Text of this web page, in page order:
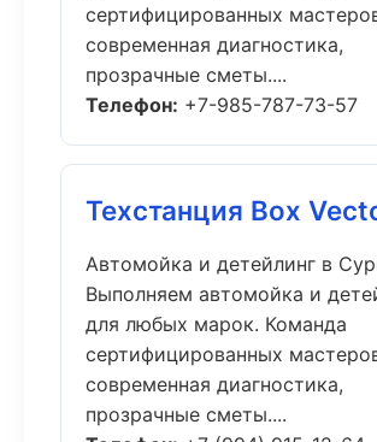
сертифицированных
современная диагностика,
прозрачные сметы....
Телефон: +7-985-787-73-57
Техстанция Box
Автомойка и детейлинг в
Выполняем автомойка и
для любых марок. Команда
сертифицированных
современная диагностика,
прозрачные сметы....